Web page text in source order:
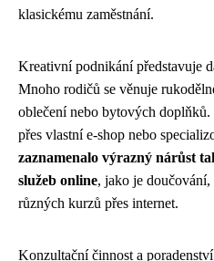
klasickému zaměstnání.
Kreativní podnikání představuje
Mnoho rodičů se věnuje
oblečení nebo bytových
přes vlastní e-shop nebo
zaznamenalo výrazný nárůst
služeb online, jako je
různých kurzů přes internet.
Konzultační činnost a